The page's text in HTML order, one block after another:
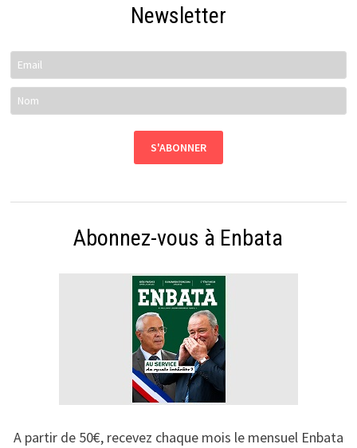
Newsletter
Abonnez-vous à Enbata
A partir de 50€, recevez chaque mois le mensuel Enbata